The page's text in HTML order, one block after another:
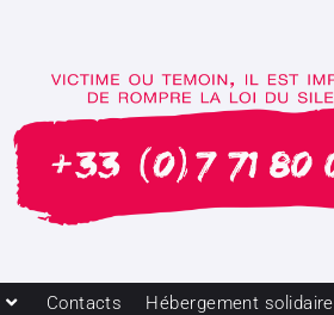
Contacts Hébergement solidaire